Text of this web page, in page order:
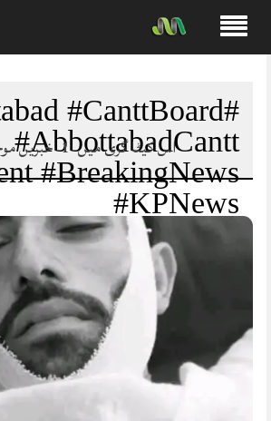
#CanttBoard
#AbbottabadCantt
#BreakingNews
#KPNews
#LocalNews
#PakistanNews
اس کیٹا گری میں 1 خبریں